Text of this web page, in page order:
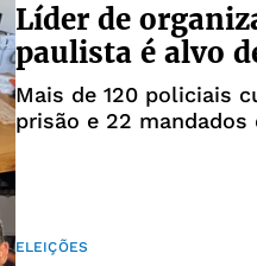
Líder de
paulista é alvo
Mais de 120 policiais
prisão e 22 mandados
ELEIÇÕES